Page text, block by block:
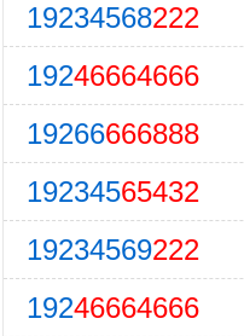
19234568222
19246664666
19266666888
19234565432
19234569222
19246664666